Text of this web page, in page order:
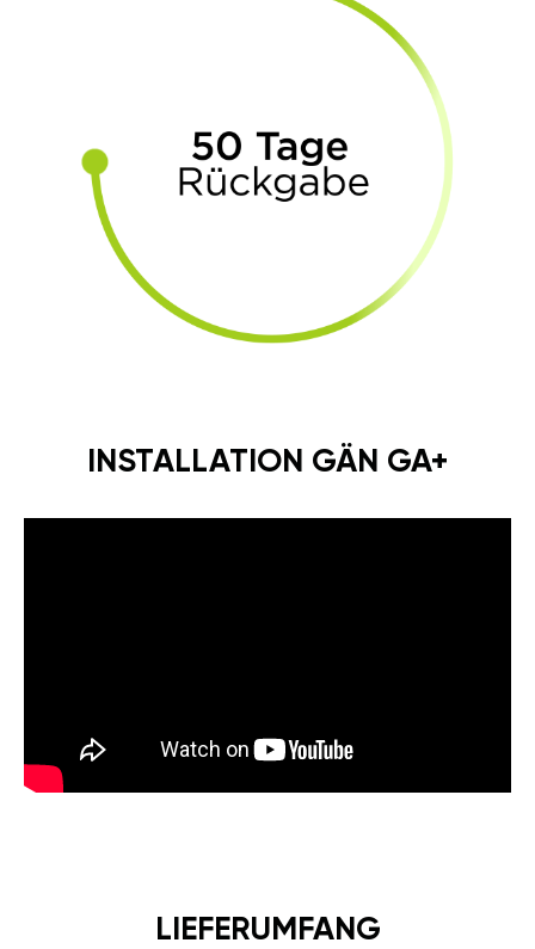
INSTALLATION GÄN GA+
LIEFERUMFANG